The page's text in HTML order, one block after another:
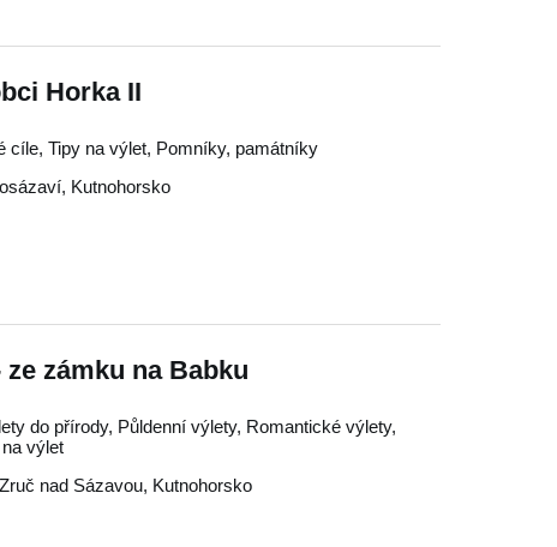
Horka II
cíle, Tipy na výlet, Pomníky, památníky
, Kutnohorsko
zámku na Babku
do přírody, Půldenní výlety, Romantické výlety,
výlet
Zruč nad Sázavou, Kutnohorsko